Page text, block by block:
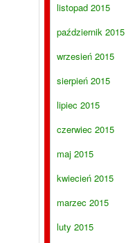
listopad 2015
październik 2015
wrzesień 2015
sierpień 2015
lipiec 2015
czerwiec 2015
maj 2015
kwiecień 2015
marzec 2015
luty 2015